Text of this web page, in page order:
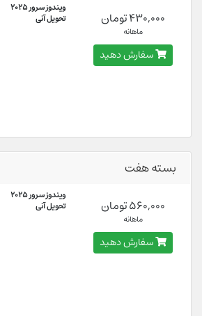
ویندوز سرور 2025
تحویل آنی
430,000 تومان
ماهانه
سفارش دهید
بسته هفت
ویندوز سرور 2025
تحویل آنی
560,000 تومان
ماهانه
سفارش دهید